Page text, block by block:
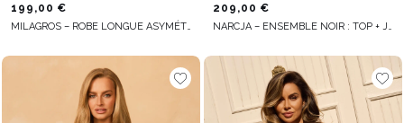
199,00 €
MILAGROS – ROBE LONGUE ASYMÉTRIQUE NOIRE
209,00 €
NARCJA – ENSEMBLE NOIR : TOP + JUPE